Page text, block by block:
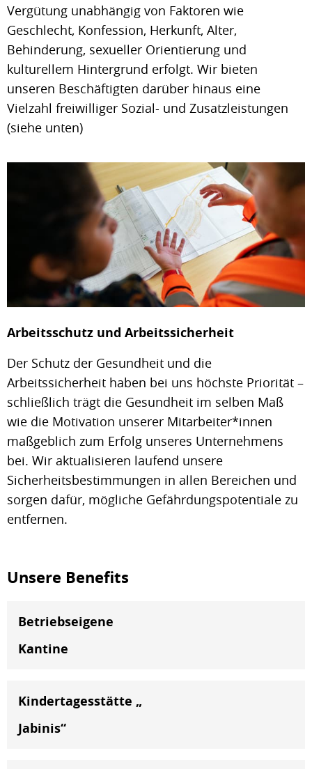
Vergütung unabhängig von Faktoren wie
Geschlecht, Konfession, Herkunft, Alter,
Behinderung, sexueller Orientierung und
kulturellem Hintergrund erfolgt. Wir bieten
unseren Beschäftigten darüber hinaus eine
Vielzahl freiwilliger Sozial- und Zusatzleistungen
(siehe unten)
Arbeitsschutz und Arbeitssicherheit
Der Schutz der Gesundheit und die
Arbeitssicherheit haben bei uns höchste Priorität –
schließlich trägt die Gesundheit im selben Maß
wie die Motivation unserer Mitarbeiter*innen
maßgeblich zum Erfolg unseres Unternehmens
bei. Wir aktualisieren laufend unsere
Sicherheitsbestimmungen in allen Bereichen und
sorgen dafür, mögliche Gefährdungspotentiale zu
entfernen.
Unsere Benefits
Betriebseigene
Kantine
Kindertagesstätte „
Jabinis“